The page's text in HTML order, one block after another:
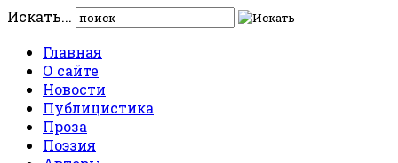
Искать...
Главная
О сайте
Новости
Публицистика
Проза
Поэзия